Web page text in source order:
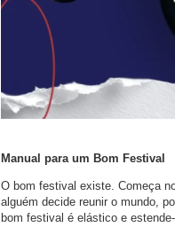
Manual para um Bom Festival
O bom festival existe. Começa
alguém decide reunir o mundo,
bom festival é elástico e